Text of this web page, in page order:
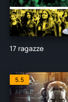
17 ragazze
5.5